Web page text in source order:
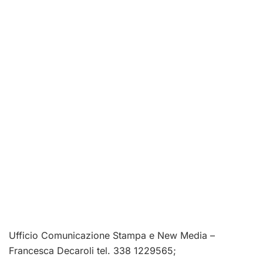
Ufficio Comunicazione Stampa e New Media –
Francesca Decaroli tel. 338 1229565;